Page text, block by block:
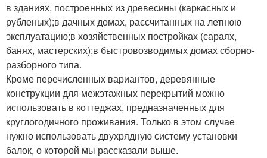
в зданиях, построенных из древесины (каркасных и
рубленых);в дачных домах, рассчитанных на летнюю
эксплуатацию;в хозяйственных постройках (сараях,
банях, мастерских);в быстровозводимых домах сборно-
разборного типа.
Кроме перечисленных вариантов, деревянные
конструкции для межэтажных перекрытий можно
использовать в коттеджах, предназначенных для
круглогодичного проживания. Только в этом случае
нужно использовать двухрядную систему установки
балок, о которой мы рассказали выше.